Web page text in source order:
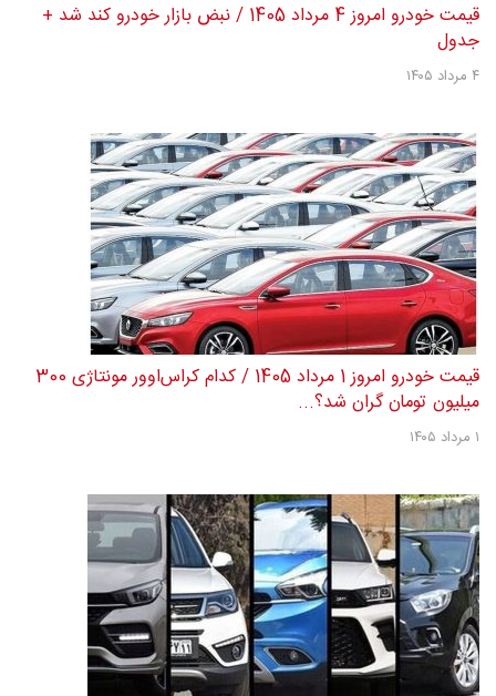
قیمت خودرو امروز 4 مرداد 1405 / نبض بازار خودرو کند شد +
جدول
۴ مرداد ۱۴۰۵
قیمت خودرو امروز 1 مرداد 1405 / کدام کراس‌اوور مونتاژی 300
میلیون تومان گران شد؟...
۱ مرداد ۱۴۰۵